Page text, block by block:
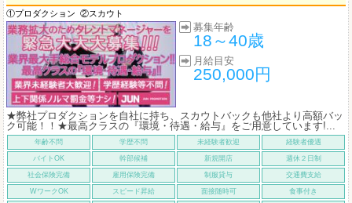
①プロダクション ②スカウト
募集年齢
18～40歳
月給目安
250,000円
★弊社プロダクションを自社に持ち、スカウトバックも他社より高額バッ
ク可能！！★最高クラスの『環境・待遇・給与』をご用意しています!...
年齢不問 学歴不問 未経験者歓迎 経験者優遇
バイトOK 幹部候補 新規開店 週休２日制
社会保険完備 雇用保険完備 制服貸与 交通費支給
WワークOK スピード昇給 面接随時可 食事付き